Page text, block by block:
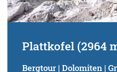
Plattkofel (2964
Bergtour | Dolomiten |